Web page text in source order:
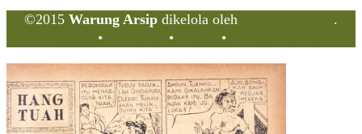
©2015 Warung Arsip dikelola oleh
.
• • •